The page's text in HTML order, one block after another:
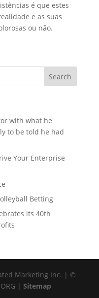
é que estes
e as suas
ou não.
with what he
to be told he had
Your Enterprise
Betting
its 40th
Marketing Inc. | ©
|Sitemap